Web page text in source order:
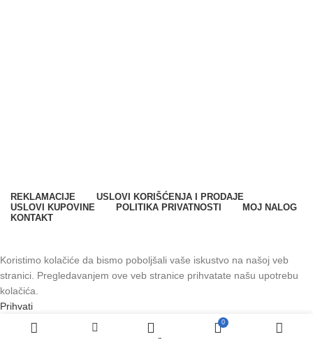
REKLAMACIJE
USLOVI KORIŠĆENJA I PRODAJE
USLOVI KUPOVINE
POLITIKA PRIVATNOSTI
MOJ NALOG
KONTAKT
Koristimo kolačiće da bismo poboljšali vaše iskustvo na našoj veb
stranici. Pregledavanjem ove veb stranice prihvatate našu upotrebu
kolačića.
Prihvati
0